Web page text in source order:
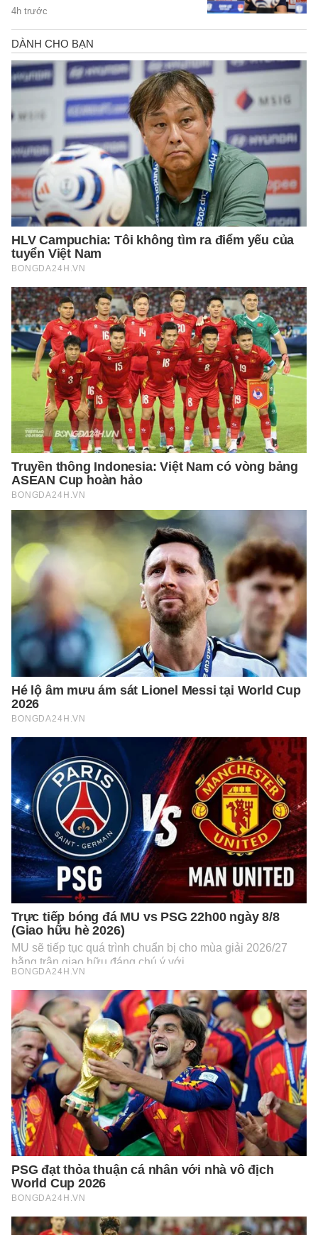
4h trước
vào bán kết ASEAN Cup 2026, mà còn
khoa học của chiến lược gia trẻ tuổi bậc
nhất khu vực.